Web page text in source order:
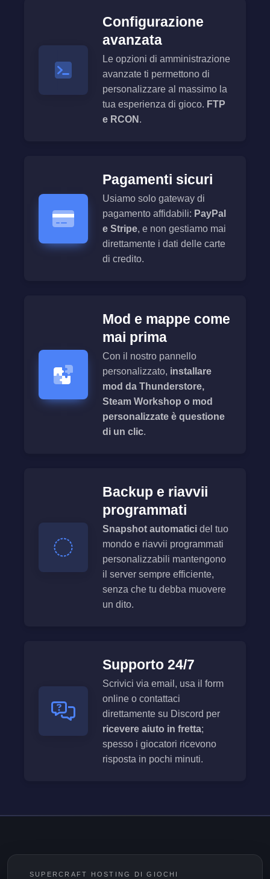
Configurazione
avanzata
Le opzioni di amministrazione
avanzate ti permettono di
personalizzare al massimo la
tua esperienza di gioco. FTP
e RCON .
Pagamenti sicuri
Usiamo solo gateway di
pagamento affidabili: PayPal
e Stripe, e non gestiamo mai
direttamente i dati delle carte
di credito.
Mod e mappe come
mai prima
Con il nostro pannello
personalizzato, installare
mod da Thunderstore,
Steam Workshop o mod
personalizzate è questione
di un clic.
Backup e riavvii
programmati
Snapshot automatici del tuo
mondo e riavvii programmati
personalizzabili mantengono
il server sempre efficiente,
senza che tu debba muovere
un dito.
Supporto 24/7
Scrivici via email, usa il form
online o contattaci
direttamente su Discord per
ricevere aiuto in fretta;
spesso i giocatori ricevono
risposta in pochi minuti.
SUPERCRAFT HOSTING DI GIOCHI